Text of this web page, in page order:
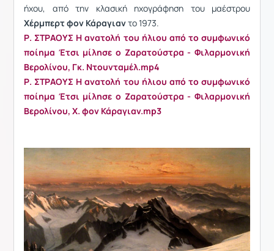
ήχου, από την κλασική ηχογράφηση του μαέστρου
Χέρμπερτ φον Κάραγιαντο 1973.
Ρ. ΣΤΡΑΟΥΣ Η ανατολή του ήλιου από το συμφωνικό
ποίημα Έτσι μίλησε ο Ζαρατούστρα - Φιλαρμονική
Βερολίνου, Γκ. Ντουνταμέλ.mp4
Ρ. ΣΤΡΑΟΥΣ Η ανατολή του ήλιου από το συμφωνικό
ποίημα Έτσι μίλησε ο Ζαρατούστρα - Φιλαρμονική
Βερολίνου, Χ. φον Κάραγιαν.mp3